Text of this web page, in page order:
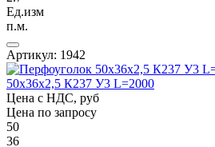
Ед.изм
п.м.
Артикул: 1942
50х36х2,5 К237 У3 L=2000
Цена с НДС, руб
Цена по запросу
50
36